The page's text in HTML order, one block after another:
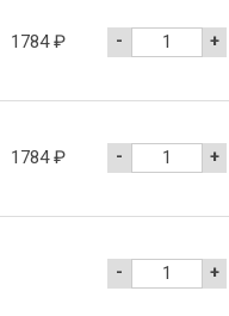
1784₽ - +
1784₽ - +
- +